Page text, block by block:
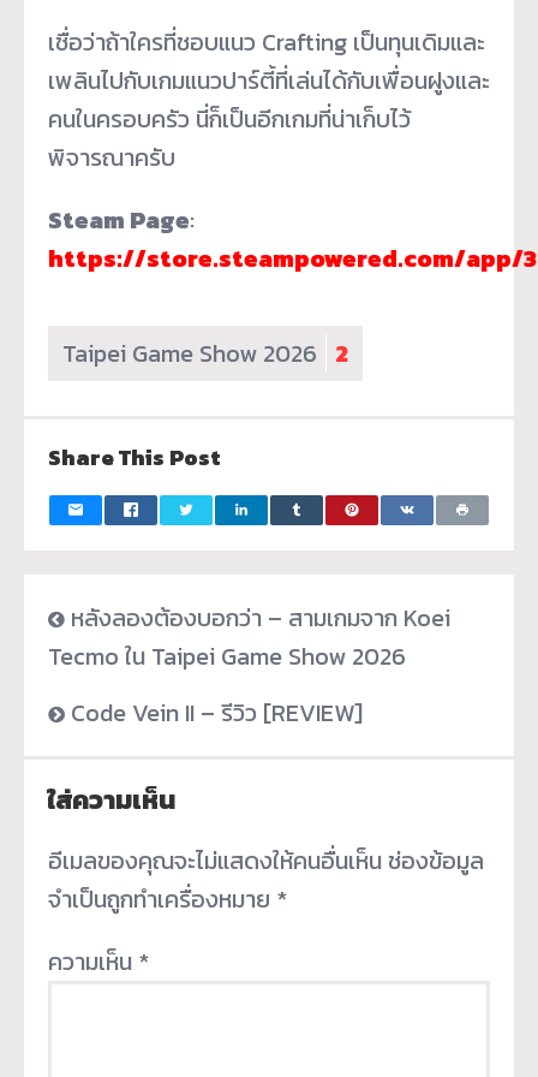
เชื่อว่าถ้าใครที่ชอบแนว Crafting เป็นทุนเดิมและ
เพลินไปกับเกมแนวปาร์ตี้ที่เล่นได้กับเพื่อนฝูงและ
คนในครอบครัว นี่ก็เป็นอีกเกมที่น่าเก็บไว้
พิจารณาครับ
Steam Page:
https://store.steampowered.com/app/
Taipei Game Show 2026 2
Share This Post
หลังลองต้องบอกว่า – สามเกมจาก Koei
Tecmo ใน Taipei Game Show 2026
Code Vein II – รีวิว [REVIEW]
ใส่ความเห็น
อีเมลของคุณจะไม่แสดงให้คนอื่นเห็น ช่องข้อมูล
จำเป็นถูกทำเครื่องหมาย *
ความเห็น *